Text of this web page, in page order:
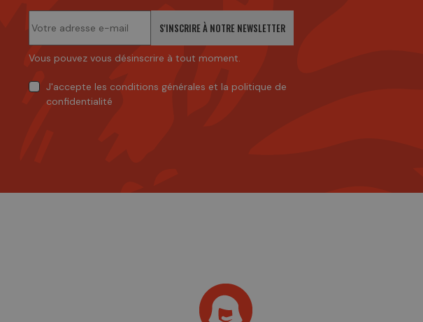
S'INSCRIRE À NOTRE NEWSLETTER
Vous pouvez vous désinscrire à tout moment.
J'accepte les conditions générales et la politique de
confidentialité